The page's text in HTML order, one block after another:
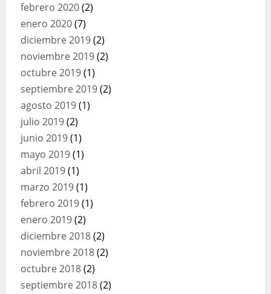
febrero 2020(2)
enero 2020(7)
diciembre 2019(2)
noviembre 2019(2)
octubre 2019(1)
septiembre 2019(2)
agosto 2019(1)
julio 2019(2)
junio 2019(1)
mayo 2019(1)
abril 2019(1)
marzo 2019(1)
febrero 2019(1)
enero 2019(2)
diciembre 2018(2)
noviembre 2018(2)
octubre 2018(2)
septiembre 2018(2)